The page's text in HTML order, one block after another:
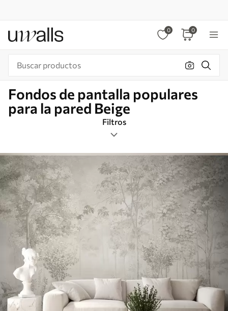
0 0
Fondos de pantalla populares
para la pared Beige
Filtros
Etiquetas
Formato de imagen
Beige
Inteligente
Borrar todos los filtros